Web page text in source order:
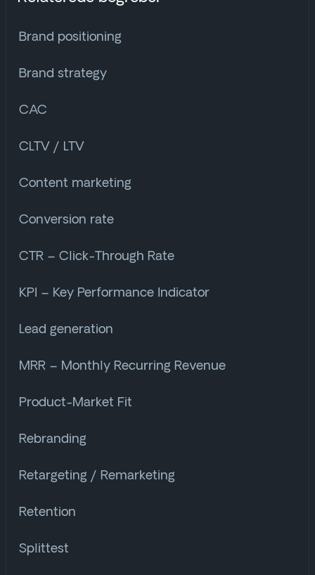
Brand positioning
Brand strategy
CAC
CLTV / LTV
Content marketing
Conversion rate
CTR – Click-Through Rate
KPI – Key Performance Indicator
Lead generation
MRR – Monthly Recurring Revenue
Product-Market Fit
Rebranding
Retargeting / Remarketing
Retention
Splittest